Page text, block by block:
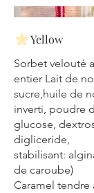
Yellow
Sorbet velouté
entier Lait de
sucre,huile de
inverti, poudre
glucose,
digliceride,
stabilisant:
de caroube)
Caramel tendre